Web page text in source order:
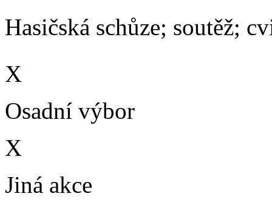
Hasičská schůze; soutěž;
X
Osadní výbor
X
Jiná akce